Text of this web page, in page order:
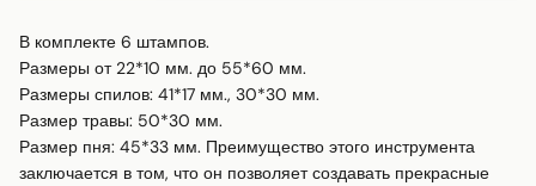
В комплекте 6 штампов.
Размеры от 22*10 мм. до 55*60 мм.
Размеры спилов: 41*17 мм., 30*30 мм.
Размер травы: 50*30 мм.
Размер пня: 45*33 мм. Преимущество этого инструмента
заключается в том, что он позволяет создавать прекрасные